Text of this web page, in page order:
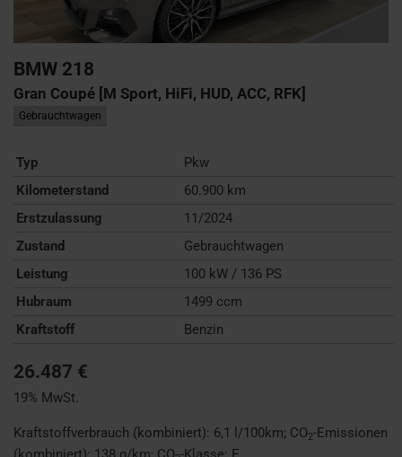
BMW 218
Gran Coupé [M Sport, HiFi, HUD, ACC, RFK]
Gebrauchtwagen
Typ
Pkw
Kilometerstand
60.900 km
Erstzulassung
11/2024
Zustand
Gebrauchtwagen
Leistung
100 kW / 136 PS
Hubraum
1499 ccm
Kraftstoff
Benzin
26.487 €
19% MwSt.
Kraftstoffverbrauch (kombiniert): 6,1 l/100km; CO2-Emissionen